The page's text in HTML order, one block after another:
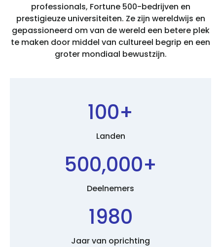
professionals, Fortune 500-bedrijven en
prestigieuze universiteiten. Ze zijn wereldwijs en
gepassioneerd om van de wereld een betere plek
te maken door middel van cultureel begrip en een
groter mondiaal bewustzijn.
100+
Landen
500,000+
Deelnemers
1980
Jaar van oprichting